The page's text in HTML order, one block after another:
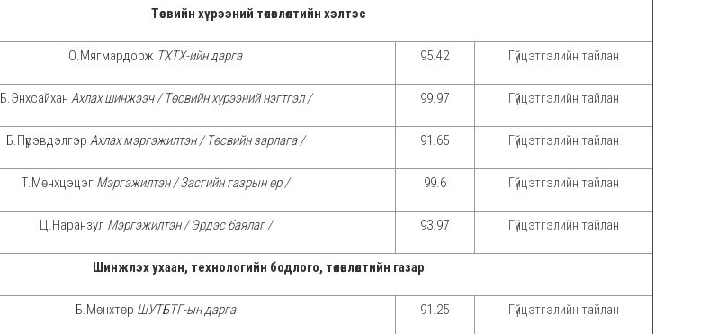
Төсвийн хүрээний төлөвлөлтийн хэлтэс
О.Мягмардорж ТХТХ-ийн дарга 95.42 Гүйцэтгэлийн тайлан
Б.Энхсайхан Ахлах шинжээч / Төсвийн хүрээний нэгтгэл / 99.97 Гүйцэтгэлийн тайлан
Б.Пүрэвдэлгэр Ахлах мэргэжилтэн / Төсвийн зарлага / 91.65 Гүйцэтгэлийн тайлан
Т.Мөнхцэцэг Мэргэжилтэн / Засгийн газрын өр / 99.6 Гүйцэтгэлийн тайлан
Ц.Наранзул Мэргэжилтэн / Эрдэс баялаг / 93.97 Гүйцэтгэлийн тайлан
Шинжлэх ухаан, технологийн бодлого, төлөвлөлтийн газар
Б.Мөнхтөр ШУТБТГ-ын дарга 91.25 Гүйцэтгэлийн тайлан